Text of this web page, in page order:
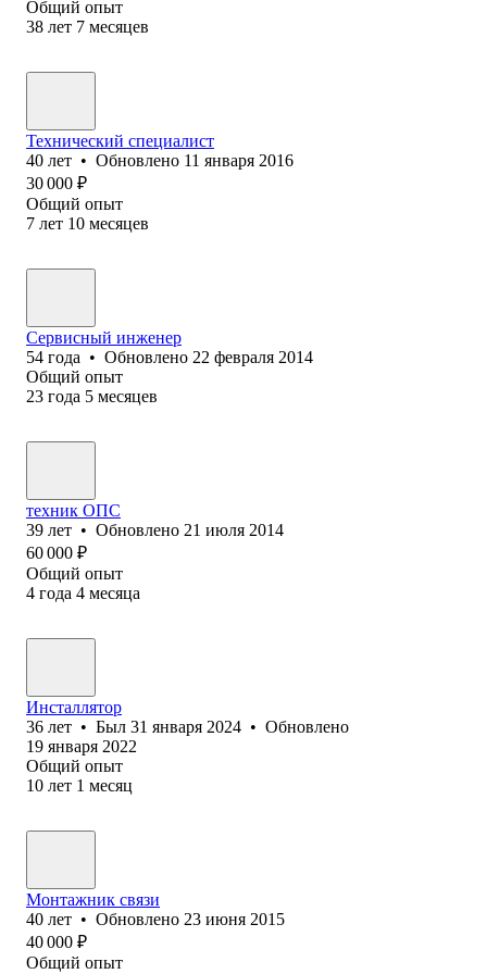
Общий опыт
38 лет 7 месяцев
Технический специалист
40 лет • Обновлено 11 января 2016
30 000 ₽
Общий опыт
7 лет 10 месяцев
Сервисный инженер
54 года • Обновлено 22 февраля 2014
Общий опыт
23 года 5 месяцев
техник ОПС
39 лет • Обновлено 21 июля 2014
60 000 ₽
Общий опыт
4 года 4 месяца
Инсталлятор
36 лет • Был 31 января 2024 • Обновлено
19 января 2022
Общий опыт
10 лет 1 месяц
Монтажник связи
40 лет • Обновлено 23 июня 2015
40 000 ₽
Общий опыт